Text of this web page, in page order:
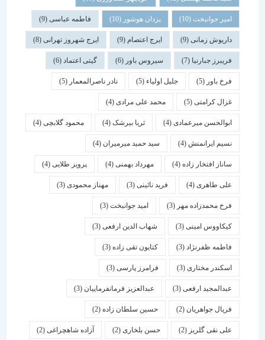
امیر جوانبخت(10) یزدان هوشور(10) فاطمه عباسی(9)
داریوش زمانی(9) ایرج اعتصام(9) ایرج شهروز تهرانی(8)
فریبرز جبارنیا(7) سیروس باور(6) گیتی اعتماد(6)
فرخ باور(5) جلیل اولیاء(5) نادر ناصرالمعمار (5)
غزال کرامتی(5) محمد علی مرادی(4)
ابوالحسن میرعمادی(4) ثریا بیرشک(4) محمود گلابچی(4)
نسیم ایرانمنش(4) سید حمید میرمیران(4)
ساناز افتخار زاده(4) مهرداد بهمنی (4) پرویز طلایی(4)
علی طاهری(4) فرید نائینی(3) مهناز محمودی(3)
فرخ محمدزاده مهر(3) امید جوانبخت(3)
کیکاووس امینی(3) شهاب الدین ارفعی(3)
فاطمه ظفرنژاد(3) کتایون تقی زاده(3)
اسكندر مختاری (3) فرامرز پارسی(3)
عبدالمجید ارفعی(3) عبدالعزیز فرمانفرماییان(3)
فریال جواهریان(2) حسین سلطان زاده(2)
علی نقی گلریز(2) حسن بلخاری(2) آزاده شاهچراغی(2)